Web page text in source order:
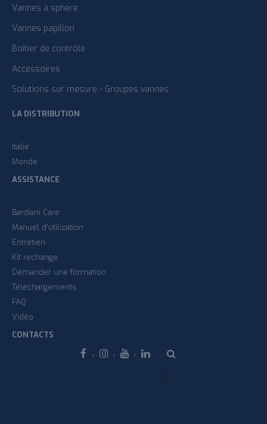
Vannes à sphère
Vannes papillon
Boîtier de contrôle
Accessoires
Solutions sur mesure - Groupes vannes
LA DISTRIBUTION
Italie
Monde
ASSISTANCE
Bardiani Care
Manuel d’utilization
Entretien
Kit rechange
Demander une formation
Téléchargements
FAQ
Vidéo
CONTACTS